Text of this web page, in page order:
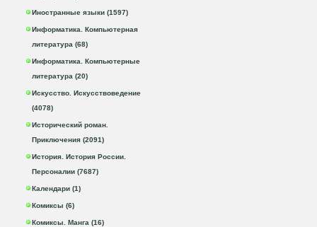
Иностранные языки (1597)
Информатика. Компьютерная
литература (68)
Информатика. Компьютерные
литература (20)
Искусство. Искусствоведение
(4078)
Исторический роман.
Приключения (2091)
История. История России.
Персоналии (7687)
Календари (1)
Комиксы (6)
Комиксы. Манга (16)